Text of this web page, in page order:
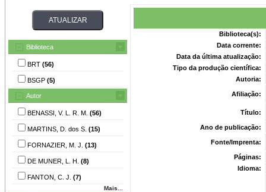
Biblioteca
BRT (56)
BSGP (5)
Autor
BENASSI, V. L. R. M. (56)
MARTINS, D. dos S. (15)
FORNAZIER, M. J. (13)
DE MUNER, L. H. (8)
FANTON, C. J. (7)
Mais...
Biblioteca(s):
Data corrente:
Data da última atualização:
Tipo da produção científica:
Autoria:
Afiliação:
Título:
Ano de publicação:
Fonte/Imprenta:
Páginas:
Idioma: